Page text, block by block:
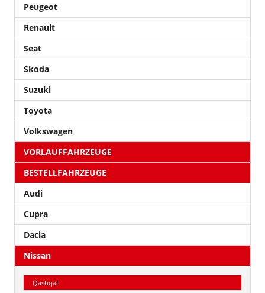
Peugeot
Renault
Seat
Skoda
Suzuki
Toyota
Volkswagen
VORLAUFFAHRZEUGE
BESTELLFAHRZEUGE
Audi
Cupra
Dacia
Nissan
Qashqai